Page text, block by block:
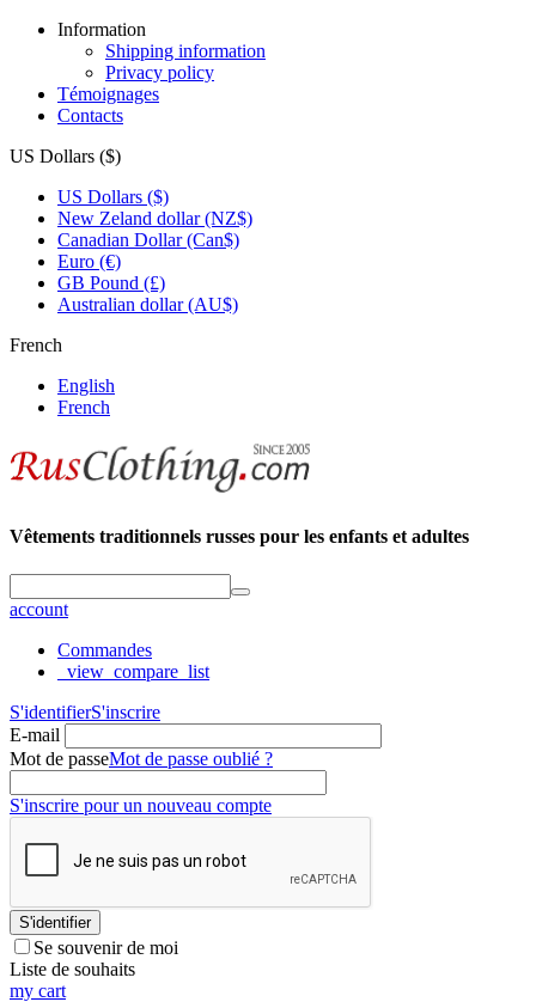
Information
Shipping information
Privacy policy
Témoignages
Contacts
US Dollars ($)
US Dollars ($)
New Zeland dollar (NZ$)
Canadian Dollar (Can$)
Euro (€)
GB Pound (£)
Australian dollar (AU$)
French
English
French
Vêtements traditionnels russes pour les enfants et adultes
account
Commandes
_view_compare_list
S'identifierS'inscrire
E-mail
Mot de passeMot de passe oublié ?
S'inscrire pour un nouveau compte
S'identifier
Se souvenir de moi
Liste de souhaits
my cart